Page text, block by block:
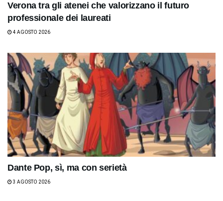
Verona tra gli atenei che valorizzano il futuro
professionale dei laureati
4 AGOSTO 2026
Dante Pop, sì, ma con serietà
3 AGOSTO 2026